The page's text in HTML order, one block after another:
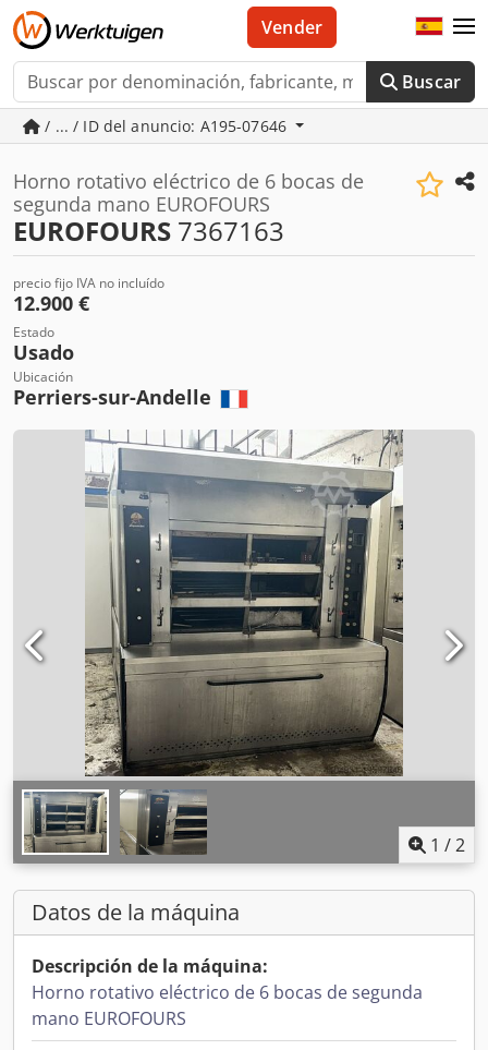
Buscar
Vender
/ ... / ID del anuncio: A195-07646
Horno rotativo eléctrico de 6 bocas de
segunda mano EUROFOURS
EUROFOURS 7367163
precio fijo IVA no incluído
12.900 €
Estado
Usado
Ubicación
Perriers-sur-Andelle
1 /2
Datos de la máquina
Descripción de la máquina:
Horno rotativo eléctrico de 6 bocas de segunda
mano EUROFOURS